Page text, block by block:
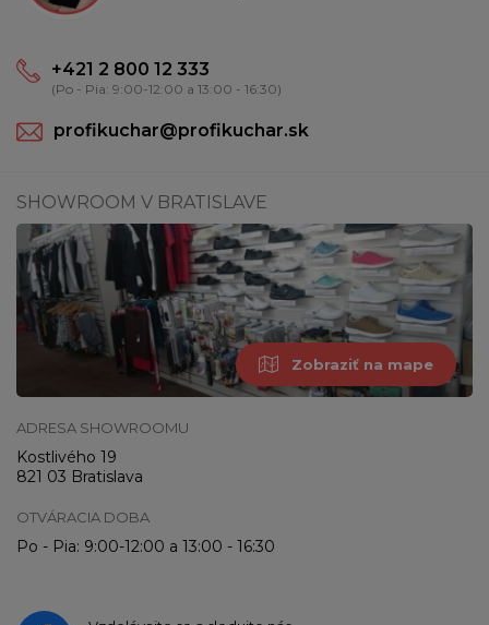
+421 2 800 12 333
(Po - Pia: 9:00-12:00 a 13:00 - 16:30)
profikuchar@profikuchar.sk
SHOWROOM V BRATISLAVE
Zobraziť na mape
ADRESA SHOWROOMU
Kostlivého 19
821 03 Bratislava
OTVÁRACIA DOBA
Po - Pia: 9:00-12:00 a 13:00 - 16:30